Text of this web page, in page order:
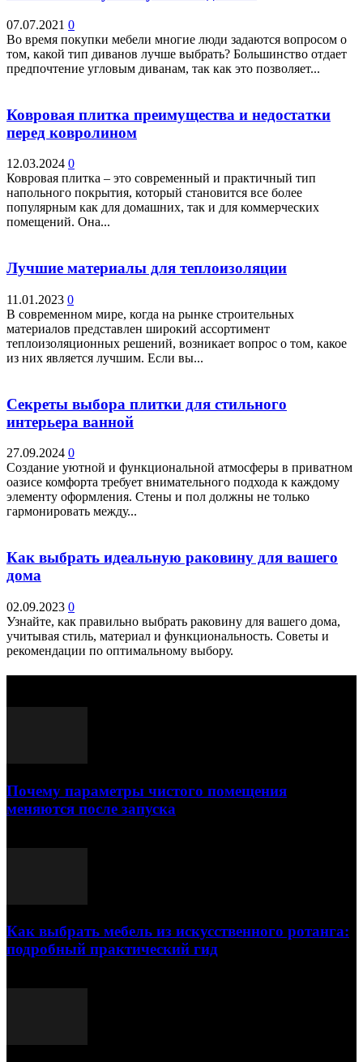
07.07.2021 0
Во время покупки мебели многие люди задаются вопросом о
том, какой тип диванов лучше выбрать? Большинство отдает
предпочтение угловым диванам, так как это позволяет...
Ковровая плитка преимущества и недостатки
перед ковролином
12.03.2024 0
Ковровая плитка – это современный и практичный тип
напольного покрытия, который становится все более
популярным как для домашних, так и для коммерческих
помещений. Она...
Лучшие материалы для теплоизоляции
11.01.2023 0
В современном мире, когда на рынке строительных
материалов представлен широкий ассортимент
теплоизоляционных решений, возникает вопрос о том, какое
из них является лучшим. Если вы...
Секреты выбора плитки для стильного
интерьера ванной
27.09.2024 0
Создание уютной и функциональной атмосферы в приватном
оазисе комфорта требует внимательного подхода к каждому
элементу оформления. Стены и пол должны не только
гармонировать между...
Как выбрать идеальную раковину для вашего
дома
02.09.2023 0
Узнайте, как правильно выбрать раковину для вашего дома,
учитывая стиль, материал и функциональность. Советы и
рекомендации по оптимальному выбору.
Почему параметры чистого помещения
меняются после запуска
Как выбрать мебель из искусственного ротанга:
подробный практический гид